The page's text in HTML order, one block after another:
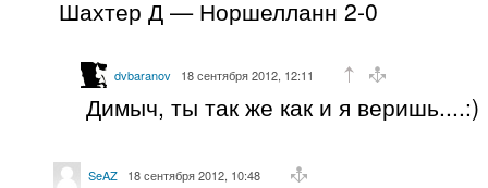
Шахтер Д — Норшелланн 2-0
dvbaranov 18 сентября 2012, 12:11
Димыч, ты так же как и я веришь....:)
SeAZ 18 сентября 2012, 10:48